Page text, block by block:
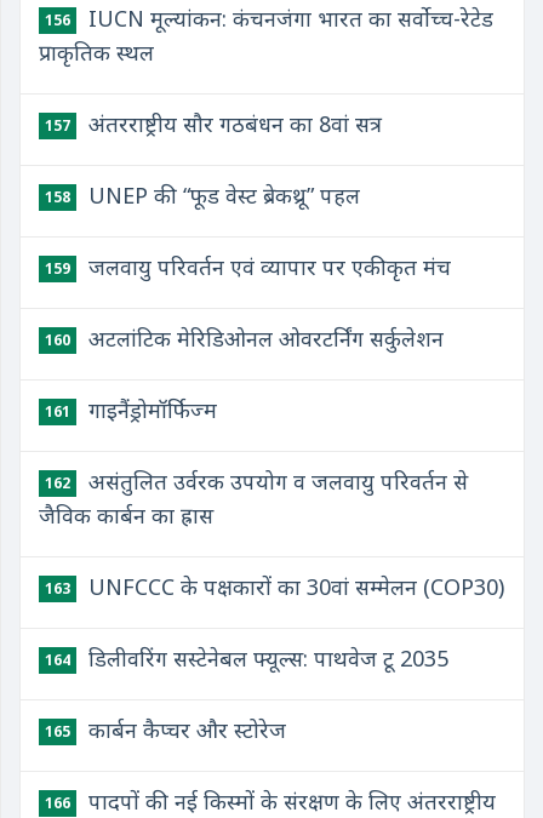
156
IUCN मूल्यांकन: कंचनजंगा भारत का सर्वोच्च-रेटेड
प्राकृतिक स्थल
157 अंतरराष्ट्रीय सौर गठबंधन का 8वां सत्र
158 UNEP की “फूड वेस्ट ब्रेकथ्रू” पहल
159 जलवायु परिवर्तन एवं व्यापार पर एकीकृत मंच
160 अटलांटिक मेरिडिओनल ओवरटर्निंग सर्कुलेशन
161 गाइनैंड्रोमॉर्फिज्म
162
असंतुलित उर्वरक उपयोग व जलवायु परिवर्तन से
जैविक कार्बन का ह्रास
163 UNFCCC के पक्षकारों का 30वां सम्मेलन (COP30)
164 डिलीवरिंग सस्टेनेबल फ्यूल्स: पाथवेज टू 2035
165 कार्बन कैप्चर और स्टोरेज
166
पादपों की नई किस्मों के संरक्षण के लिए अंतरराष्ट्रीय